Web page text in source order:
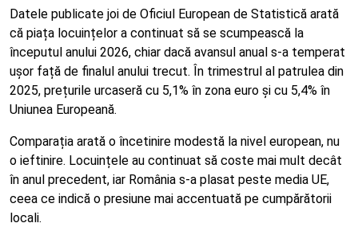
Datele publicate joi de Oficiul European de Statistică arată
că piața locuințelor a continuat să se scumpească la
începutul anului 2026, chiar dacă avansul anual s-a temperat
ușor față de finalul anului trecut. În trimestrul al patrulea din
2025, prețurile urcaseră cu 5,1% în zona euro și cu 5,4% în
Uniunea Europeană.
Comparația arată o încetinire modestă la nivel european, nu
o ieftinire. Locuințele au continuat să coste mai mult decât
în anul precedent, iar România s-a plasat peste media UE,
ceea ce indică o presiune mai accentuată pe cumpărătorii
locali.